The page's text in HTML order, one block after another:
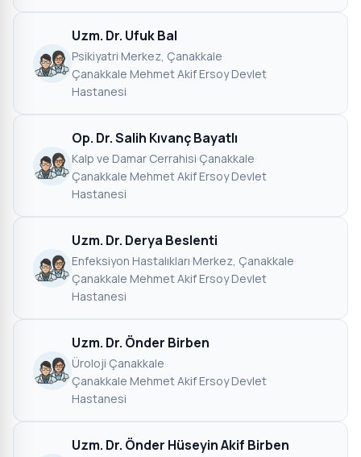
Uzm. Dr. Ufuk Bal
Psikiyatri·Merkez, Çanakkale·
Çanakkale Mehmet Akif Ersoy Devlet
Hastanesi
Op. Dr. Salih Kıvanç Bayatlı
Kalp ve Damar Cerrahisi·Çanakkale·
Çanakkale Mehmet Akif Ersoy Devlet
Hastanesi
Uzm. Dr. Derya Beslenti
Enfeksiyon Hastalıkları·Merkez, Çanakkale·
Çanakkale Mehmet Akif Ersoy Devlet
Hastanesi
Uzm. Dr. Önder Birben
Üroloji·Çanakkale·
Çanakkale Mehmet Akif Ersoy Devlet
Hastanesi
Uzm. Dr. Önder Hüseyin Akif Birben